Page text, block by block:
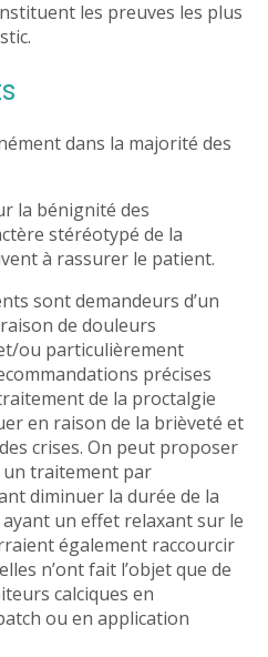
les preuves les plus
dans la majorité des
la bénignité des
stéréotypé de la
à rassurer le patient.
sont demandeurs d’un
de douleurs
ou particulièrement
précises
de la proctalgie
en raison de la brièveté et
crises. On peut proposer
un traitement par
diminuer la durée de la
ayant un effet relaxant sur le
également raccourcir
n’ont fait l’objet que de
calciques en
ou en application